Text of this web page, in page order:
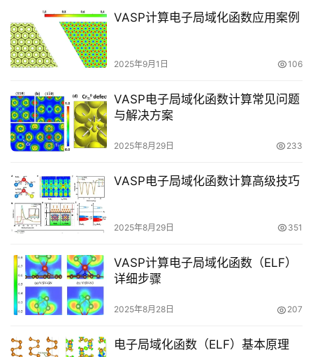
程
V
S
P
专
题
计
算
培
训
测
试
干
VASP计算电子局域化函数应用案例
2025年9月1日 106
VASP电子局域化函数计算常见问题
与解决方案
2025年8月29日 233
VASP电子局域化函数计算高级技巧
2025年8月29日 351
VASP计算电子局域化函数（ELF）
详细步骤
2025年8月28日 207
电子局域化函数（ELF）基本原理